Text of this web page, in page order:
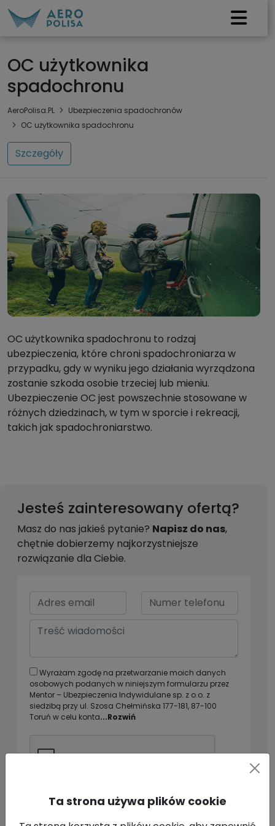
OC użytkownika
spadochronu
AeroPolisa.PL
Ubezpieczenia spadochronów
OC użytkownika spadochronu
Szczegóły
OC użytkownika spadochronu to rodzaj
ubezpieczenia, które chroni spadochroniarza w
przypadku, gdy w wyniku jego działania wyrządzona
zostanie szkoda osobie trzeciej lub mieniu.
Ubezpieczenie OC jest powszechnie stosowane w
różnych dziedzinach, w tym w sporcie i rekreacji,
takich jak spadochroniarstwo.
Jesteś zainteresowany ofertą?
Masz do nas jakieś pytanie? Napisz do nas,
chętnie dobierzemy najkorzystniejsze
rozwiązanie dla Ciebie.
Wyrażam zgodę na przetwarzanie moich danych
osobowych podanych w niniejszym formularzu przez
Mentor – Ubezpieczenia Indywidulane sp. z o.o. z
siedzibą przy ul. Szosa Chełmińska 177-181, 87-100
Toruń w celu konta...Rozwiń
Wyślij
Ta strona używa plików cookie